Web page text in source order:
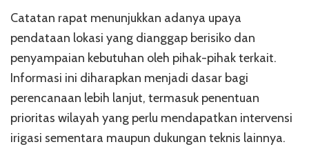
Catatan rapat menunjukkan adanya upaya
pendataan lokasi yang dianggap berisiko dan
penyampaian kebutuhan oleh pihak-pihak terkait.
Informasi ini diharapkan menjadi dasar bagi
perencanaan lebih lanjut, termasuk penentuan
prioritas wilayah yang perlu mendapatkan intervensi
irigasi sementara maupun dukungan teknis lainnya.